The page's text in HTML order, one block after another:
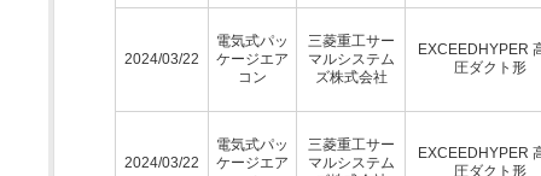
2024/03/22
電気式パッ
ケージエア
コン
三菱重工サー
マルシステム
ズ株式会社
EXCEEDHYPER
圧ダクト形
2024/03/22
電気式パッ
ケージエア
三菱重工サー
マルシステム
EXCEEDHYPER
圧ダクト形